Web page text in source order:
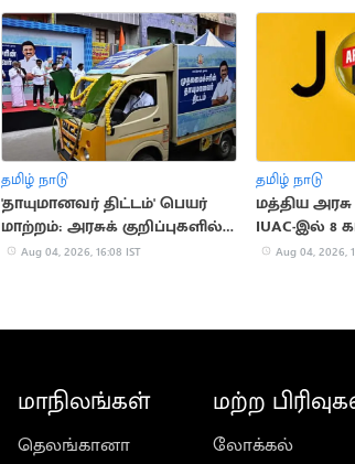
தமிழ் நாடு
'தாயுமானவர் திட்டம்' பெயர்
மாற்றம்: அரசுக் குறிப்புகளில்
புதிய பெயர்!
Aug 04, 2026, 16:08 IST
தமிழ் நாடு
மத்திய
IUAC-இல் 8
Aug 04, 2026,
மாநிலங்கள்
தெலங்கானா
மற்ற
லோக்கல்